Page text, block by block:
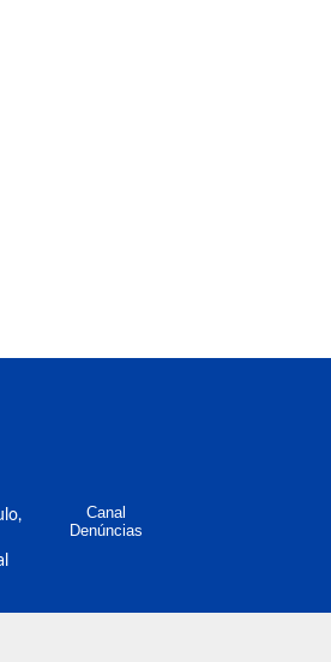
Canal
Denúncias